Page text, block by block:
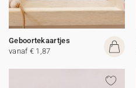
Geboortekaartjes
vanaf € 1,87